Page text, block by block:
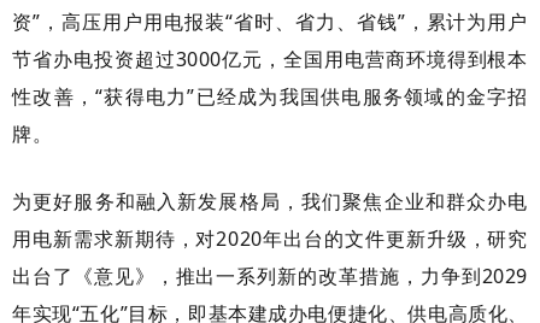
资”，高压用户用电报装“省时、省力、省钱”，累计为用户
节省办电投资超过3000亿元，全国用电营商环境得到根本
性改善，“获得电力”已经成为我国供电服务领域的金字招
牌。
为更好服务和融入新发展格局，我们聚焦企业和群众办电
用电新需求新期待，对2020年出台的文件更新升级，研究
出台了《意见》，推出一系列新的改革措施，力争到2029
年实现“五化”目标，即基本建成办电便捷化、供电高质化、